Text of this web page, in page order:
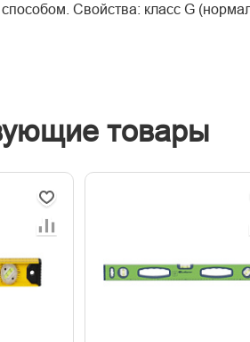
Свойства: класс G
товары